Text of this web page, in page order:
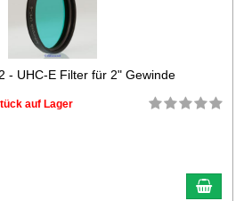
- UHC-E Filter für 2" Gewinde
auf Lager